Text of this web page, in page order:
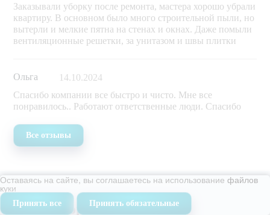
Заказывали уборку после ремонта, мастера хорошо убрали
квартиру. В основном было много строительной пыли, но
вытерли и мелкие пятна на стенах и окнах. Даже помыли
вентиляционные решетки, за унитазом и швы плитки
Ольга
14.10.2024
Спасибо компании все быстро и чисто. Мне все
понравилось.. Работают ответственные люди. Спасибо
Все отзывы
Наше оборудование
Оставаясь на сайте, вы соглашаетесь на использование файлов
куки
Принять все Принять обязательные